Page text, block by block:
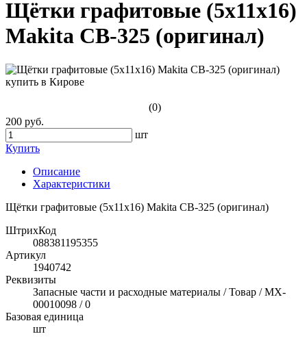
Щётки графитовые (5x11x16)
Makita СВ-325 (оригинал)
(0)
200 руб.
шт
Купить
Описание
Характеристики
Щётки графитовые (5x11x16) Makita СВ-325 (оригинал)
ШтрихКод
088381195355
Артикул
1940742
Реквизиты
Запасные части и расходные материалы / Товар / MX-
00010098 / 0
Базовая единица
шт